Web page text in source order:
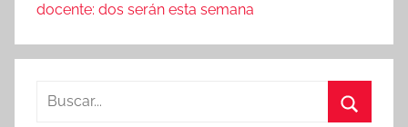
docente: dos serán esta semana
Buscar: